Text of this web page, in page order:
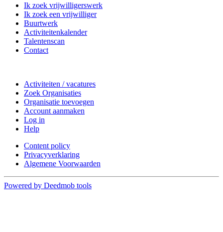
Ik zoek vrijwilligerswerk
Ik zoek een vrijwilliger
Buurtwerk
Activiteitenkalender
Talentenscan
Contact
Activiteiten / vacatures
Zoek Organisaties
Organisatie toevoegen
Account aanmaken
Log in
Help
Content policy
Privacyverklaring
Algemene Voorwaarden
Powered by Deedmob tools